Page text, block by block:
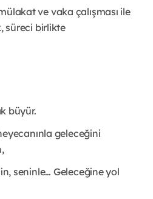
ve vaka çalışması ile
süreci birlikte
büyür.
geleceğini
seninle… Geleceğine yol